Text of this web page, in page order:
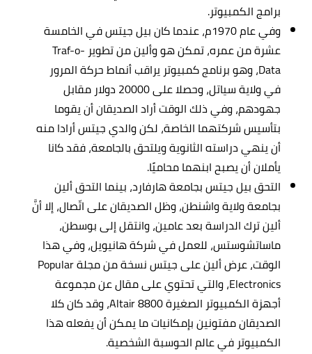
برامج الكمبيوتر.
وفي عام 1970م، عندما كان بيل جيتس في الخامسة
عشرة من عمره، تمكن هو وألين من تطوير Traf-o-
Data، وهو برنامج كمبيوتر يراقب أنماط حركة المرور
في ولاية سياتل، وحصلا على 20000 دولار مقابل
جهودهم، وفي ذلك الوقت أراد الصديقان أن يقوما
بتأسيس شركتهما الخاصة، لكن والدي جيتس أرادا منه
أن ينهي دراسته الثانوية ويلتحق بالجامعة، فقد كانا
يأملان أن يصبح ابنهما محاميًا.
التحق بيل جيتس بجامعة هارفارد، بينما التحق ألين
بجامعة ولاية واشنطن، وظل الصديقان على اتّصال، إلا أنَّ
ألين ترك الدراسة بعد عامين، وانتقل إلى بوسطن،
ماساتشوستس، للعمل في شركة هانيويل، وفي هذا
الوقت، عرض ألين على جيتس نسخة من مجلة Popular
Electronics، والتي تحتوي على مقال عن مجموعة
أجهزة الكمبيوتر الصغيرة Altair 8800، وقد كان كلا
الصديقان مفتونين بإمكانيات ما يمكن أن يفعله هذا
الكمبيوتر في عالم الحوسبة الشخصية.